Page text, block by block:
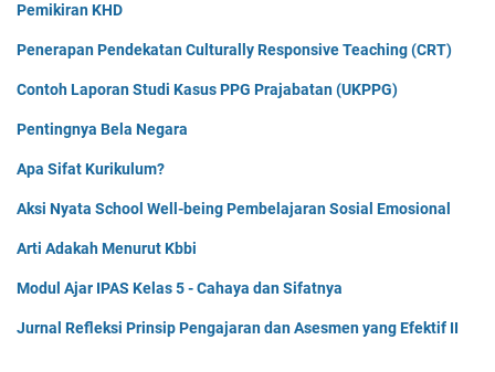
Pemikiran KHD
Penerapan Pendekatan Culturally Responsive Teaching (CRT)
Contoh Laporan Studi Kasus PPG Prajabatan (UKPPG)
Pentingnya Bela Negara
Apa Sifat Kurikulum?
Aksi Nyata School Well-being Pembelajaran Sosial Emosional
Arti Adakah Menurut Kbbi
Modul Ajar IPAS Kelas 5 - Cahaya dan Sifatnya
Jurnal Refleksi Prinsip Pengajaran dan Asesmen yang Efektif II